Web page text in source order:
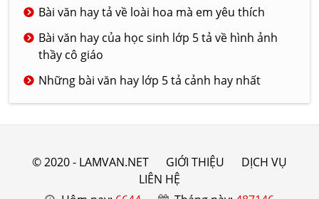
Bài văn hay tả về loài hoa mà em yêu thích
Bài văn hay của học sinh lớp 5 tả về hình ảnh
thầy cô giáo
Những bài văn hay lớp 5 tả cảnh hay nhất
© 2020 - LAMVAN.NET GIỚI THIỆU
DỊCH VỤ
LIÊN HỆ